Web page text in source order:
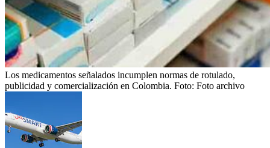
Los medicamentos señalados incumplen normas de rotulado,
publicidad y comercialización en Colombia. Foto: Foto archivo